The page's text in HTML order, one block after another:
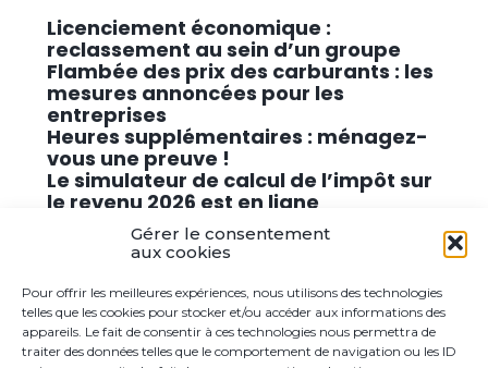
Gérer le consentement
aux cookies
Pour offrir les meilleures expériences, nous utilisons des technologies
telles que les cookies pour stocker et/ou accéder aux informations des
appareils. Le fait de consentir à ces technologies nous permettra de
traiter des données telles que le comportement de navigation ou les ID
Licenciement économique :
reclassement au sein d’un groupe
Flambée des prix des carburants : les
mesures annoncées pour les
entreprises
Heures supplémentaires : ménagez-
vous une preuve !
Le simulateur de calcul de l’impôt sur
le revenu 2026 est en ligne
Promouvoir des solutions de
cybersécurité conformes au RGPD
Commentaires récents
Aucun commentaire à afficher.